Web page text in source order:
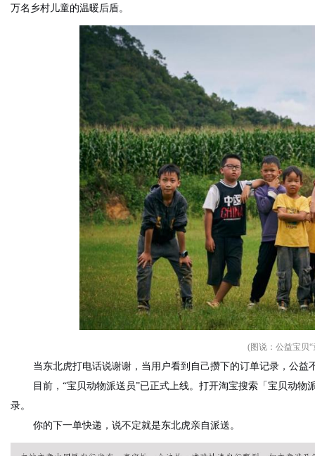
万名乡村儿童的温暖后盾。
(图说：公益宝贝
当东北虎打电话说谢谢，当用户看到自己攒下的订单记录，公
目前，“宝贝动物派送员”已正式上线。打开淘宝搜索「宝贝动
录。
你的下一单快递，说不定就是东北虎亲自派送。